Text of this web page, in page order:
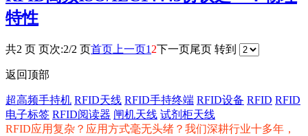
特性
共2 页 页次:2/2 页首页 上一页1 2下一页尾页 转到
返回顶部
超高频手持机 RFID天线 RFID手持终端 RFID设备 RFID RFID
电子标签 RFID阅读器 闸机天线 试剂柜天线
RFID应用复杂？应用方式毫无头绪？我们深耕行业十多年，